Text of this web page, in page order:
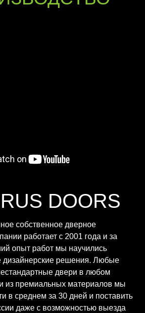
DOORS
собственное дверное
работает с 2001 года и за
опыт работ мы научились
решения. Любые
двери в любом
из премиальных материалов мы
в среднем за 30 дней и поставить
даже с возможностью выезда